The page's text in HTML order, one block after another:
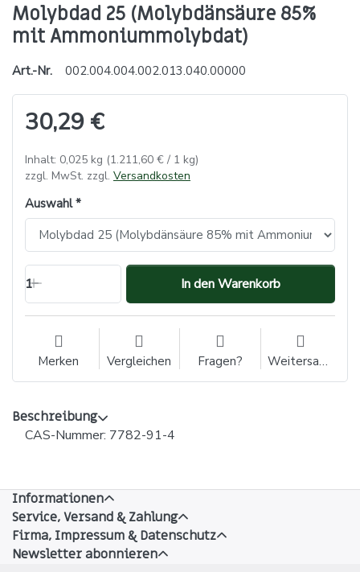
Molybdad 25 (Molybdänsäure 85%
mit Ammoniummolybdat)
Art.-Nr. 002.004.004.002.013.040.00000
30,29 €
Inhalt: 0,025 kg (1.211,60 € / 1 kg)
zzgl. MwSt. zzgl. Versandkosten
Auswahl
1 In den Warenkorb
Merken Vergleichen Fragen? Weitersagen
Beschreibung
CAS-Nummer: 7782-91-4
Informationen
Service, Versand & Zahlung
Firma, Impressum & Datenschutz
Newsletter abonnieren